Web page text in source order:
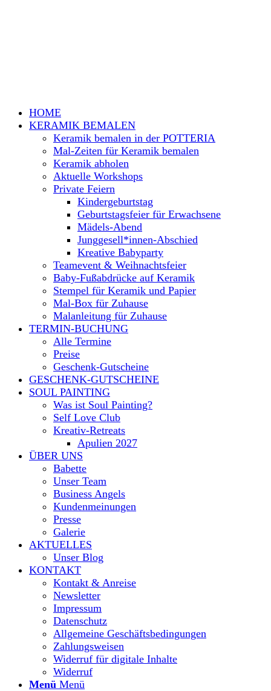
HOME
KERAMIK BEMALEN
Keramik bemalen in der POTTERIA
Mal-Zeiten für Keramik bemalen
Keramik abholen
Aktuelle Workshops
Private Feiern
Kindergeburtstag
Geburtstagsfeier für Erwachsene
Mädels-Abend
Junggesell*innen-Abschied
Kreative Babyparty
Teamevent & Weihnachtsfeier
Baby-Fußabdrücke auf Keramik
Stempel für Keramik und Papier
Mal-Box für Zuhause
Malanleitung für Zuhause
TERMIN-BUCHUNG
Alle Termine
Preise
Geschenk-Gutscheine
GESCHENK-GUTSCHEINE
SOUL PAINTING
Was ist Soul Painting?
Self Love Club
Kreativ-Retreats
Apulien 2027
ÜBER UNS
Babette
Unser Team
Business Angels
Kundenmeinungen
Presse
Galerie
AKTUELLES
Unser Blog
KONTAKT
Kontakt & Anreise
Newsletter
Impressum
Datenschutz
Allgemeine Geschäftsbedingungen
Zahlungsweisen
Widerruf für digitale Inhalte
Widerruf
Menü Menü